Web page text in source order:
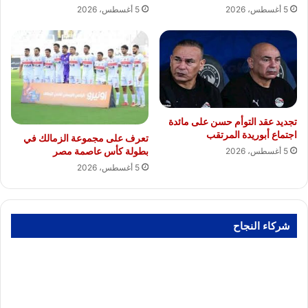
5 أغسطس، 2026 5 أغسطس، 2026
تجديد عقد التوأم حسن على مائدة
اجتماع أبوريدة المرتقب
5 أغسطس، 2026
تعرف على مجموعة الزمالك في
بطولة كأس عاصمة مصر
5 أغسطس، 2026
شركاء النجاح